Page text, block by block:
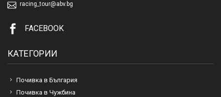
racing_tour@abv.bg
FACEBOOK
КАТЕГОРИИ
Почивка в България
Почивка в Чужбина